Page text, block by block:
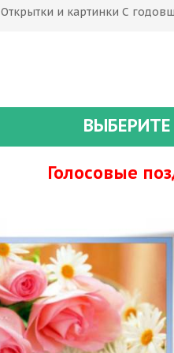
Открытки и картинки С
Голосовые